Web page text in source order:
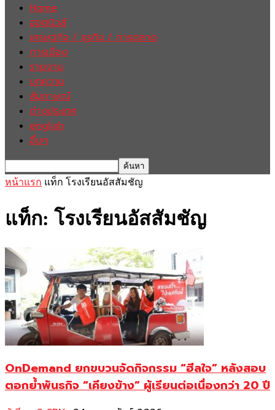
Home
ฮอตนิวส์
เศรษฐกิจ / ธุรกิจ / การตลาด
การเมือง
รายงาน
บทความ
สัมภาษณ์
ต่างประเทศ
english
อื่นๆ
หน้าแรก แท็ก โรงเรียนอัสสัมชัญ
แท็ก: โรงเรียนอัสสัมชัญ
OnDemand ยกขบวนจัดกิจกรรม “ฮีลใจ” หลังสอบ
ตอกย้ำพันธกิจ “เคียงข้าง” ผู้เรียนต่อเนื่องกว่า 20 ปี